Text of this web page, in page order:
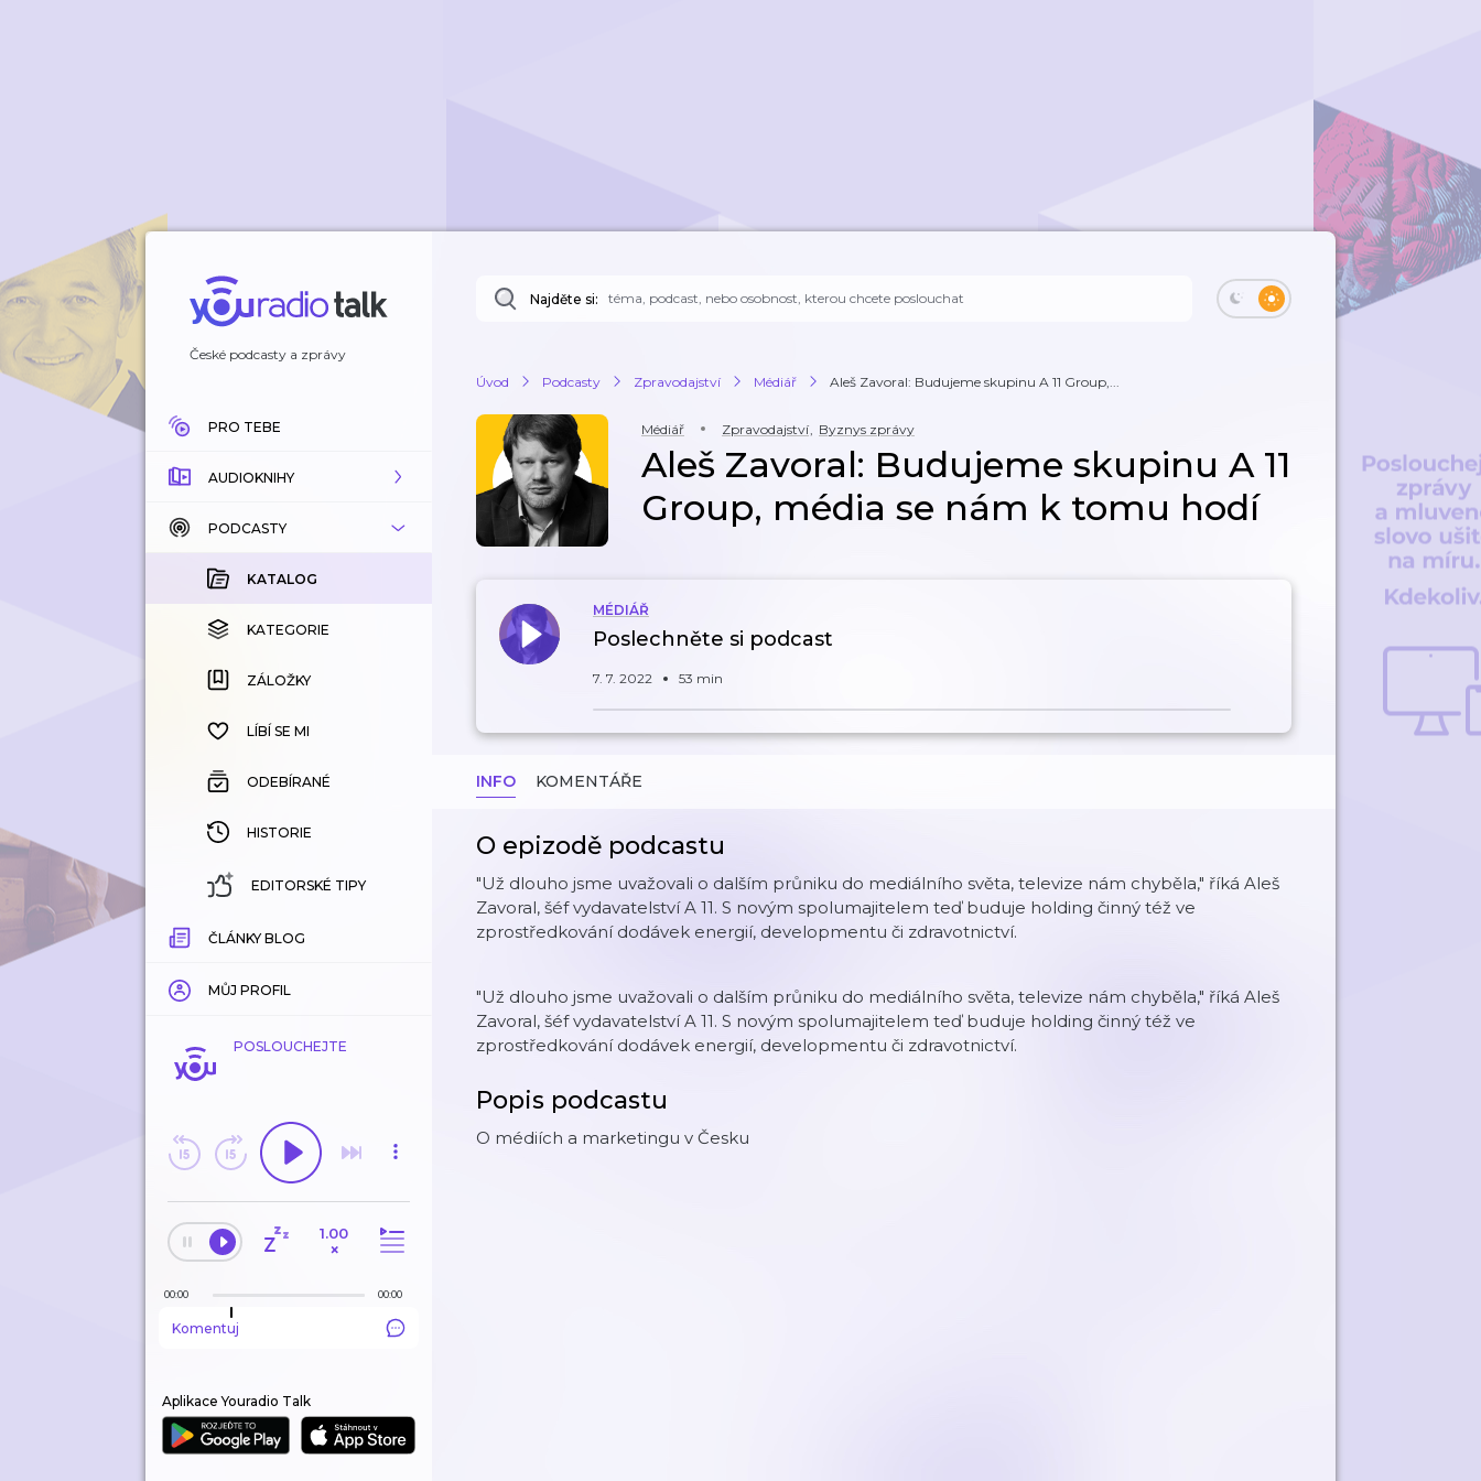
České podcasty a zprávy
PRO TEBE
AUDIOKNIHY
KATALOG
KOUPENÉ
KATEGORIE
ZÁLOŽKY
HISTORIE
PODCASTY
KATALOG
KATEGORIE
ZÁLOŽKY
LÍBÍ SE MI
ODEBÍRANÉ
HISTORIE
EDITORSKÉ TIPY
ČLÁNKY BLOG
MŮJ PROFIL
POSLOUCHEJTE
1.00
×
00:00 00:00
Komentuj
Aplikace Youradio Talk
Najděte si:
Úvod Podcasty Zpravodajství Médiář Aleš Zavoral: Budujeme skupinu A 11 Group,...
Médiář Zpravodajství, Byznys zprávy
Aleš Zavoral: Budujeme skupinu A 11
Group, média se nám k tomu hodí
MÉDIÁŘ
Poslechněte si podcast
7. 7. 2022 53 min
INFO KOMENTÁŘE
O epizodě podcastu
"Už dlouho jsme uvažovali o dalším průniku do mediálního světa, televize nám chyběla," říká Aleš
Zavoral, šéf vydavatelství A 11. S novým spolumajitelem teď buduje holding činný též ve
zprostředkování dodávek energií, developmentu či zdravotnictví.
"Už dlouho jsme uvažovali o dalším průniku do mediálního světa, televize nám chyběla," říká Aleš
Zavoral, šéf vydavatelství A 11. S novým spolumajitelem teď buduje holding činný též ve
zprostředkování dodávek energií, developmentu či zdravotnictví.
Popis podcastu
O médiích a marketingu v Česku